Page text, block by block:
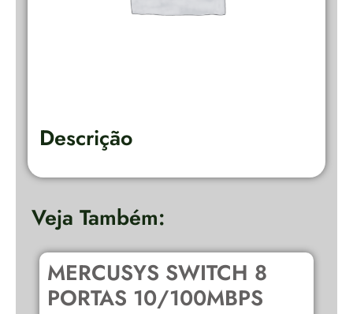
Descrição
Veja Também:
MERCUSYS SWITCH 8
PORTAS 10/100MBPS